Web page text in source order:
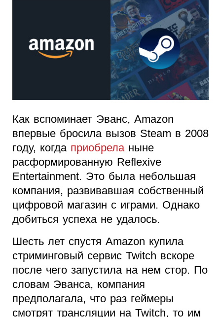
Как вспоминает Эванс, Amazon
впервые бросила вызов Steam в 2008
году, когда приобреланыне
расформированную Reflexive
Entertainment. Это была небольшая
компания, развивавшая собственный
цифровой магазин с играми. Однако
добиться успеха не удалось.
Шесть лет спустя Amazon купила
стриминговый сервис Twitch вскоре
после чего запустила на нем стор. По
словам Эванса, компания
предполагала, что раз геймеры
смотрят трансляции на Twitch, то им